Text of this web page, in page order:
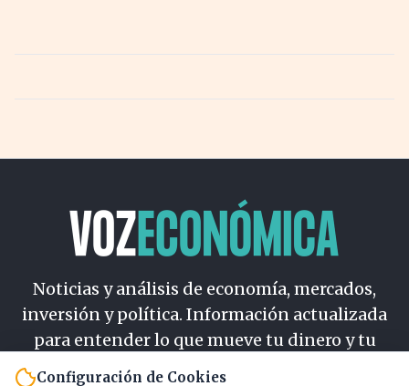
Noticias y análisis de economía, mercados,
inversión y política. Información actualizada
para entender lo que mueve tu dinero y tu
país.
Configuración de Cookies